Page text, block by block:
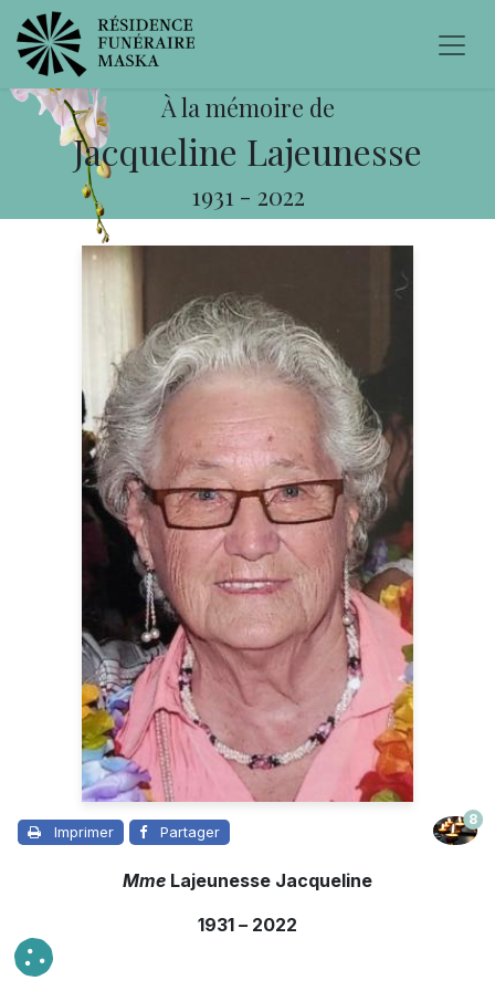
À la mémoire de
Jacqueline Lajeunesse
1931 - 2022
Imprimer Partager
8
Mme Lajeunesse Jacqueline
1931 – 2022